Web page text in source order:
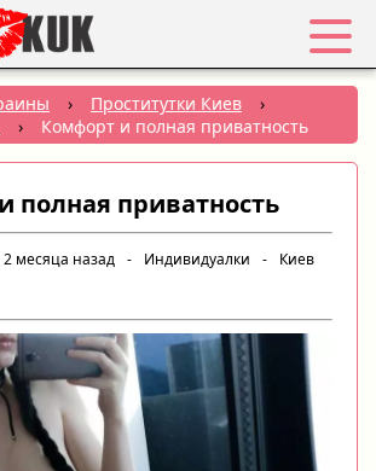
Избранное
Вход
Регистрация
РУС|
УКР
Создать объявление
› Проститутки Киев
›
› Комфорт и полная приватность
полная приватность
2 месяца назад - Индивидуалки -
Киев